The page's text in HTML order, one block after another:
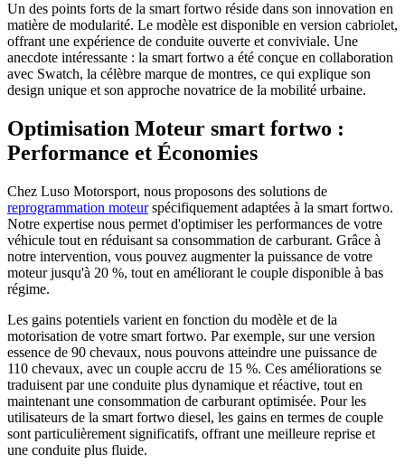
Un des points forts de la smart fortwo réside dans son innovation en
matière de modularité. Le modèle est disponible en version cabriolet,
offrant une expérience de conduite ouverte et conviviale. Une
anecdote intéressante : la smart fortwo a été conçue en collaboration
avec Swatch, la célèbre marque de montres, ce qui explique son
design unique et son approche novatrice de la mobilité urbaine.
Optimisation Moteur smart fortwo :
Performance et Économies
Chez Luso Motorsport, nous proposons des solutions de
reprogrammation moteurspécifiquement adaptées à la smart fortwo.
Notre expertise nous permet d'optimiser les performances de votre
véhicule tout en réduisant sa consommation de carburant. Grâce à
notre intervention, vous pouvez augmenter la puissance de votre
moteur jusqu'à 20 %, tout en améliorant le couple disponible à bas
régime.
Les gains potentiels varient en fonction du modèle et de la
motorisation de votre smart fortwo. Par exemple, sur une version
essence de 90 chevaux, nous pouvons atteindre une puissance de
110 chevaux, avec un couple accru de 15 %. Ces améliorations se
traduisent par une conduite plus dynamique et réactive, tout en
maintenant une consommation de carburant optimisée. Pour les
utilisateurs de la smart fortwo diesel, les gains en termes de couple
sont particulièrement significatifs, offrant une meilleure reprise et
une conduite plus fluide.